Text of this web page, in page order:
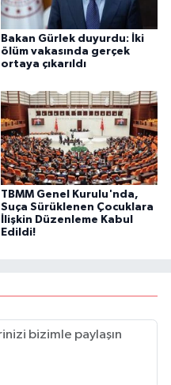
Bakan Gürlek duyurdu: İki
ölüm vakasında gerçek
ortaya çıkarıldı
TBMM Genel Kurulu'nda,
Suça Sürüklenen Çocuklara
İlişkin Düzenleme Kabul
Edildi!